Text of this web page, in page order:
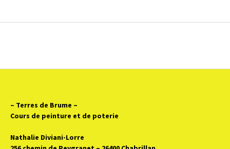
– Terres de Brume –
Cours de peinture et de poterie
Nathalie Diviani-Lorre